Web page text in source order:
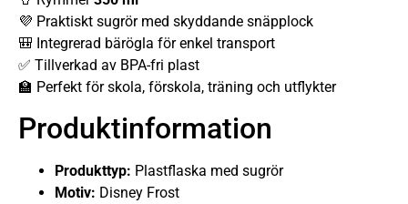
💜 Praktiskt sugrör med skyddande snäpplock
🎒 Integrerad bärögla för enkel transport
✅ Tillverkad av BPA-fri plast
🏫 Perfekt för skola, förskola, träning och utflykter
Produktinformation
Produkttyp: Plastflaska med sugrör
Motiv: Disney Frost